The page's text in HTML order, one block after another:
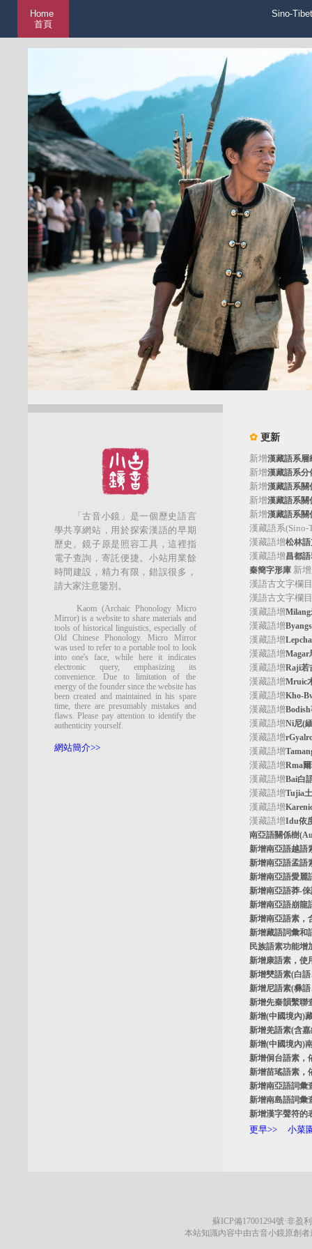
Home
首頁
Sino-
「古音小鏡」是一個歷史語言
學共享網站，用於探索漢語的早期
歷史。鏡子原是照容工具，這裡指
電子查詢，寄託便捷。小站用業餘
時間建設，精力有限，錯誤很多，
請大家注意鑒別。
Kaom (Archaic Phonology Micro
Mirror) is a website to share materials and
tools of historical linguistics, especially of
Old Chinese Phonology. Micro Mirror
was used to refer to a portable tool to look
into one's face, while here it indicates
electronic query, emphasizing its
convenience. Due to limitation of the
energy of the founder since the website has
been created and maintained in his spare
time, there are presumably mistakes and
flaws. Please pay attention to identify the
authenticity yourself.
網站簡介>>
✿ 更新
新增漢藏語系層
新增漢藏語系分
新增漢藏語系關
新增漢藏語系關
新增漢藏語系關
漢藏語系(Sino-
漢藏語增松林語
漢藏語增昌都語
秦簡字形庫新增
漢語古文字欄
漢語古文字欄
漢藏語增Milang
漢藏語增
漢藏語增
漢藏語增Magar
漢藏語增Raji若
漢藏語增Mruic
漢藏語增Kho-
漢藏語增
漢藏語增Ni尼(
漢藏語增
漢藏語增
漢藏語增Rma
漢藏語增Bai白
漢藏語增Tujia
漢藏語增
漢藏語增Idu依
南亞語關係樹
新增南亞語越語
新增南亞語孟語
新增南亞語愛麗
新增南亞語莽-倈
新增南亞語崩龍
新增南亞語素，
新增藏語詞彙和
民族語素功能
新增康語素，使
新增僰語素(白
新增尼語素(彝
新增先秦韻繫聯
新增(中國境內)
新增羌語素(含
新增(中國境內)
新增侗台語素，
新增苗瑤語素，
新增南亞語詞彙
新增南島語詞彙
新增漢字聲符的
更早>> 小菜
蘇ICP備17001294號·非盈
本站知識內容中由古音小鏡原創